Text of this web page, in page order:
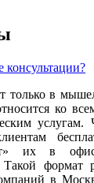
консультации?
только в
ко
услугам.
их в
Такой
в